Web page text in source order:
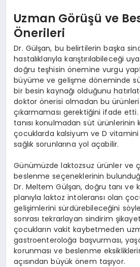
Uzman Görüşü ve
Önerileri
Dr. Gülşan, bu belirtilerin başka
hastalıklarıyla karıştırılabileceği
doğru teşhisin önemine vurgu
büyüme ve gelişme döneminde
bir besin kaynağı olduğunu
doktor önerisi olmadan bu
çıkarmaması gerektiğini ifade etti.
tanısı konulmadan süt ürünlerinin
çocuklarda kalsiyum ve D vitamini
sağlık sorunlarına yol açabilir.
Günümüzde laktozsuz ürünler ve
beslenme seçeneklerinin
Dr. Meltem Gülşan, doğru tanı ve
planıyla laktoz intoleransı olan
gelişimlerini sürdürebileceğini
sonrası tekrarlayan sindirim
çocukların vakit kaybetmeden
gastroenteroloğa başvurması,
korunması ve beslenme
açısından büyük önem taşıyor.